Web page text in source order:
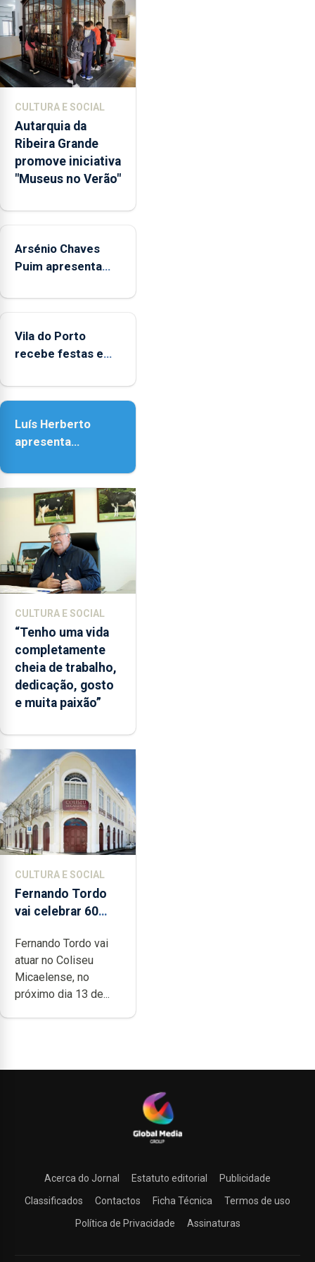
abertura
dos
museus
e
núcleos
integrados
na
Rede
Municipal
de
aos
durante
o
de
entre
as
e
as
18h00.
CULTURA E SOCIAL
Autarquia da
Ribeira Grande
promove iniciativa
"Museus no Verão"
Arsénio Chaves
Puim apresenta
de Vila do Porto
Vila do Porto
recebe festas em
Senhora da
Luís Herberto
apresenta
Paisagem’
CULTURA E SOCIAL
“Tenho uma vida
completamente
cheia de trabalho,
dedicação, gosto
e muita paixão”
CULTURA E SOCIAL
Fernando Tordo
vai celebrar 60
no Coliseu
Micaelense
Fernando Tordo vai
atuar no Coliseu
Micaelense, no
próximo dia 13 de...
Acerca do Jornal Estatuto editorial
Publicidade
Classificados
Contactos Ficha Técnica
Termos de uso
Política de Privacidade
Assinaturas